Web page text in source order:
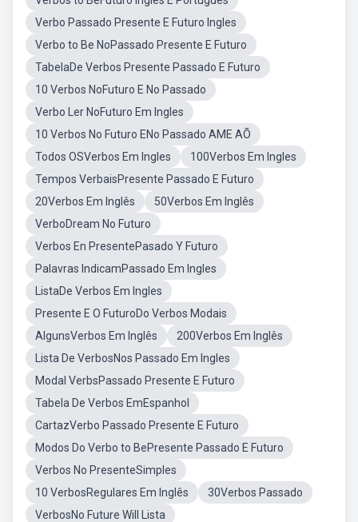
Verbo Passado Presente E Futuro Ingles
Verbo to Be NoPassado Presente E Futuro
TabelaDe Verbos Presente Passado E Futuro
10 Verbos NoFuturo E No Passado
Verbo Ler NoFuturo Em Ingles
10 Verbos No Futuro ENo Passado AME AÕ
Todos OSVerbos Em Ingles
100Verbos Em Ingles
Tempos VerbaisPresente Passado E Futuro
20Verbos Em Inglês
50Verbos Em Inglês
VerboDream No Futuro
Verbos En PresentePasado Y Futuro
Palavras IndicamPassado Em Ingles
ListaDe Verbos Em Ingles
Presente E O FuturoDo Verbos Modais
AlgunsVerbos Em Inglês
200Verbos Em Inglês
Lista De VerbosNos Passado Em Ingles
Modal VerbsPassado Presente E Futuro
Tabela De Verbos EmEspanhol
CartazVerbo Passado Presente E Futuro
Modos Do Verbo to BePresente Passado E Futuro
Verbos No PresenteSimples
10 VerbosRegulares Em Inglês
30Verbos Passado
VerbosNo Future Will Lista